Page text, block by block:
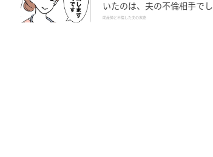
いたのは、夫の不倫相手でし
た。
助産師と不倫した夫の末路